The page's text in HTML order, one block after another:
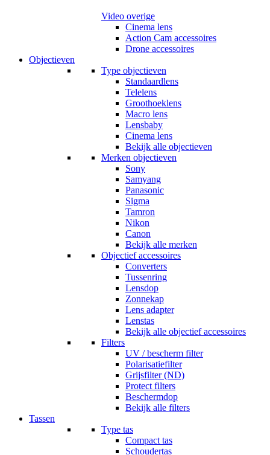
Video overige
Cinema lens
Action Cam accessoires
Drone accessoires
Objectieven
Type objectieven
Standaardlens
Telelens
Groothoeklens
Macro lens
Lensbaby
Cinema lens
Bekijk alle objectieven
Merken objectieven
Sony
Samyang
Panasonic
Sigma
Tamron
Nikon
Canon
Bekijk alle merken
Objectief accessoires
Converters
Tussenring
Lensdop
Zonnekap
Lens adapter
Lenstas
Bekijk alle objectief accessoires
Filters
UV / bescherm filter
Polarisatiefilter
Grijsfilter (ND)
Protect filters
Beschermdop
Bekijk alle filters
Tassen
Type tas
Compact tas
Schoudertas